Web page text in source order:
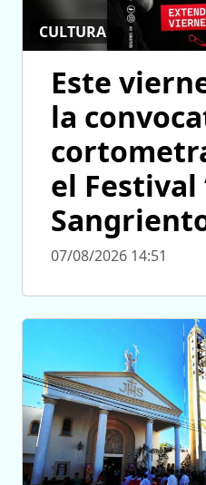
CULTURA
Este
la
el Festival
07/08/2026 14:51